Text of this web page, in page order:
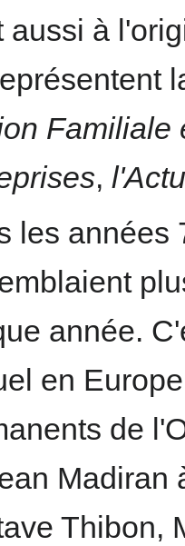
aussi à
Familiale
,
les années
année.
en
de
Madiran
Thibon,